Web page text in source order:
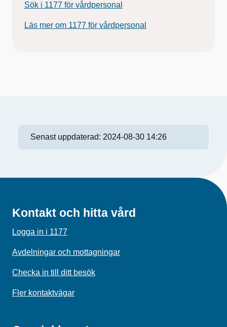
Sök i 1177 för vårdpersonal
Läs mer om 1177 för vårdpersonal
Senast uppdaterad: 2024-08-30 14:26
Kontakt och hitta vård
Logga in i 1177
Avdelningar och mottagningar
Checka in till ditt besök
Fler kontaktvägar